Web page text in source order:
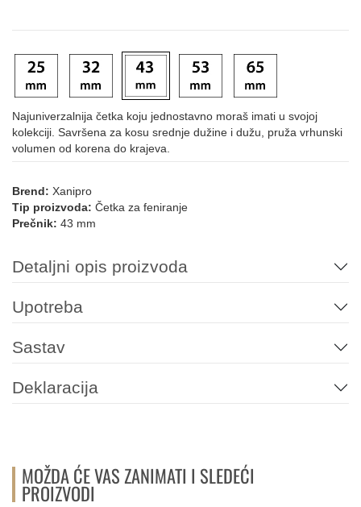
Najuniverzalnija četka koju jednostavno moraš imati u svojoj
kolekciji. Savršena za kosu srednje dužine i dužu, pruža vrhunski
volumen od korena do krajeva.
Brend: Xanipro
Tip proizvoda: Četka za feniranje
Prečnik: 43 mm
Detaljni opis proizvoda
Upotreba
Sastav
Deklaracija
MOŽDA ĆE VAS ZANIMATI I SLEDEĆI
PROIZVODI